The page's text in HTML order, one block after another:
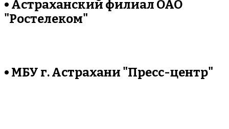
• Астраханский филиал ОАО
"Ростелеком"
• МБУ г. Астрахани "Пресс-центр"